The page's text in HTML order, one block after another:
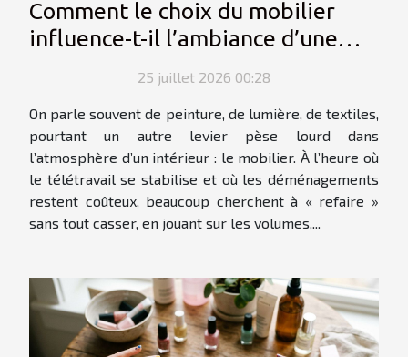
Comment le choix du mobilier
influence-t-il l’ambiance d’une
25 juillet 2026 00:28
On parle souvent de peinture, de lumière, de textiles,
pourtant un autre levier pèse lourd dans
l’atmosphère d’un intérieur : le mobilier. À l’heure où
le télétravail se stabilise et où les déménagements
restent coûteux, beaucoup cherchent à « refaire »
sans tout casser, en jouant sur les volumes,...